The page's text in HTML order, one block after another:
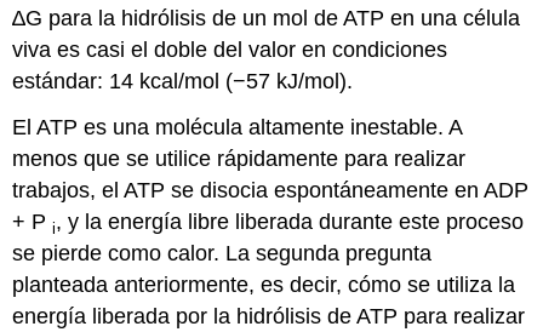
∆G para la hidrólisis de un mol de ATP en una célula
viva es casi el doble del valor en condiciones
estándar: 14 kcal/mol (−57 kJ/mol).
El ATP es una molécula altamente inestable. A
menos que se utilice rápidamente para realizar
trabajos, el ATP se disocia espontáneamente en ADP
+ Pi, y la energía libre liberada durante este proceso
se pierde como calor. La segunda pregunta
planteada anteriormente, es decir, cómo se utiliza la
energía liberada por la hidrólisis de ATP para realizar